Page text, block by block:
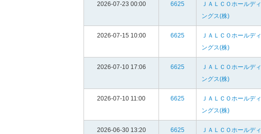
2026-07-23 00:00 6625
ＪＡＬＣＯホールディ
ングス(株)
2026-07-15 10:00 6625
ＪＡＬＣＯホールディ
ングス(株)
2026-07-10 17:06 6625
ＪＡＬＣＯホールディ
ングス(株)
2026-07-10 11:00 6625
ＪＡＬＣＯホールディ
ングス(株)
2026-06-30 13:20 6625
ＪＡＬＣＯホールディ